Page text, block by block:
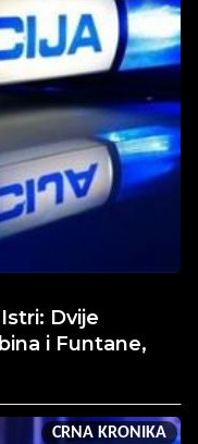
Dvije
i Funtane,
CRNA KRONIKA